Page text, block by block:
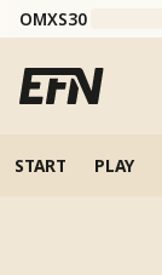
OMXS30
START PLAY